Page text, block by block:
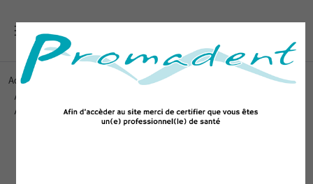
Accueil
IMAGERIE ET CONSOMMABLES
ANNEAU DE VISEE ANTERIEUR